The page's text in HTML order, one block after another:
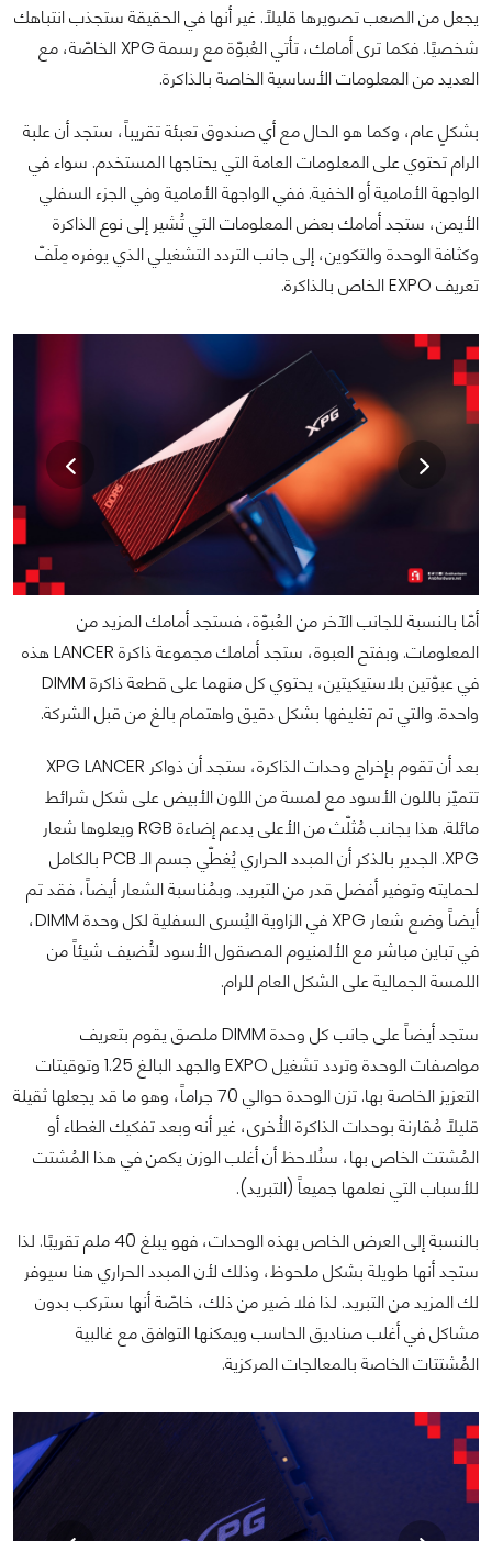
يجعل من الصعب تصويرها قليلاً. غير أنها في الحقيقة ستجذب انتباهك
شخصيًا. فكما ترى أمامك، تأتي العُبوّة مع رسمة XPG الخاصّة، مع
العديد من المعلومات الأساسية الخاصة بالذاكرة.
بشكلٍ عام، وكما هو الحال مع أي صندوق تعبئة تقريباً، ستجد أن علبة
الرام تحتوي على المعلومات العامة التي يحتاجها المستخدم. سواء في
الواجهة الأمامية أو الخفية. ففي الواجهة الأمامية وفي الجزء السفلي
الأيمن، ستجد أمامك بعض المعلومات التي تُشير إلى نوع الذاكرة
وكثافة الوحدة والتكوين، إلى جانب التردد التشغيلي الذي يوفره مِلَفّ
تعريف EXPO الخاص بالذاكرة.
أمّا بالنسبة للجانب الآخر من العُبوّة، فستجد أمامك المزيد من
المعلومات. وبفتح العبوة، ستجد أمامك مجموعة ذاكرة LANCER هذه
في عبوّتين بلاستيكيتين، يحتوي كل منهما على قطعة ذاكرة DIMM
واحدة. والتي تم تغليفها بشكل دقيق واهتمام بالغ من قبل الشركة.
تتميّز باللون الأسود مع لمسة من اللون الأبيض على شكل شرائط
مائلة. هذا بجانب مُثلّث من الأعلى يدعم إضاءة RGB ويعلوها شعار
XPG. الجدير بالذكر أن المبدد الحراري يُغطّي جسم الـ PCB بالكامل
لحمايته وتوفير أفضل قدر من التبريد. وبمُناسبة الشعار أيضاً، فقد تم
أيضاً وضع شعار XPG في الزاوية اليُسرى السفلية لكل وحدة DIMM،
في تباين مباشر مع الألمنيوم المصقول الأسود لتُضيف شيئاً من
اللمسة الجمالية على الشكل العام للرام.
ستجد أيضاً على جانب كل وحدة DIMM ملصق يقوم بتعريف
مواصفات الوحدة وتردد تشغيل EXPO والجهد البالغ 1.25 وتوقيتات
التعزيز الخاصة بها. تزن الوحدة حوالي 70 جراماً، وهو ما قد يجعلها ثقيلة
قليلاً مُقارنة بوحدات الذاكرة الأُخرى، غير أنه وبعد تفكيك الغطاء أو
المُشتت الخاص بها، سنُلاحظ أن أغلب الوزن يكمن في هذا المُشتت
للأسباب التي نعلمها جميعاً (التبريد).
بالنسبة إلى العرض الخاص بهذه الوحدات، فهو يبلغ 40 ملم تقريبًا. لذا
ستجد أنها طويلة بشكل ملحوظ، وذلك لأن المبدد الحراري هنا سيوفر
لك المزيد من التبريد. لذا فلا ضير من ذلك، خاصّة أنها ستركب بدون
مشاكل في أغلب صناديق الحاسب ويمكنها التوافق مع غالبية
المُشتتات الخاصة بالمعالجات المركزية.